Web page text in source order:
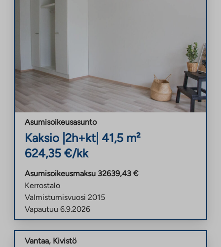
Asumisoikeusasunto
Kaksio 2h+kt| 41,5 m²
624,35 €/kk
Asumisoikeusmaksu 32639,43 €
Kerrostalo
Valmistumisvuosi 2015
Vapautuu 6.9.2026
Vantaa, Kivistö